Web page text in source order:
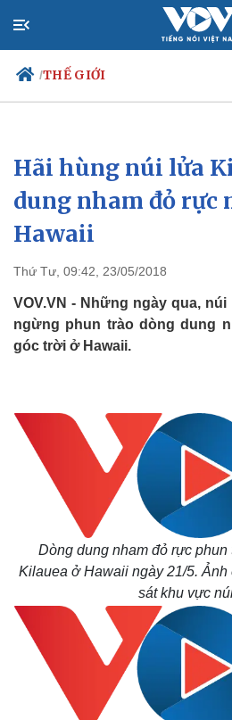
/THẾ GIỚI
Chính trị
Đảng
Tổ chức nhân sự
Quốc hội
Hãi hùng núi lửa
dung nham đỏ rực
Hawaii
Thứ Tư, 09:42, 23/05/2018
VOV.VN - Những ngày qua,
ngừng phun trào dòng dung
góc trời ở Hawaii.
Dòng dung nham đỏ rực
Kilauea ở Hawaii ngày 21/5.
sát khu vực